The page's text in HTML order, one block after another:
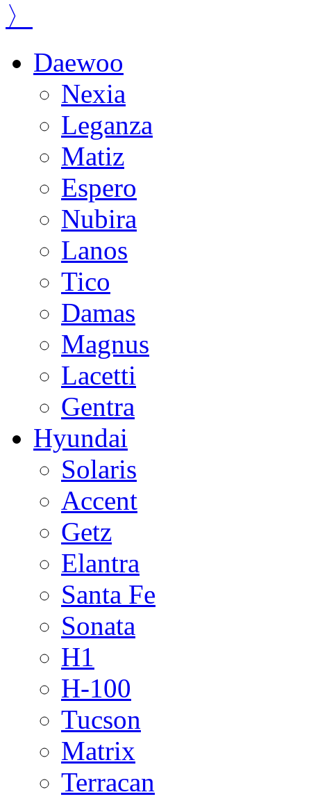
〉
Daewoo
Nexia
Leganza
Matiz
Espero
Nubira
Lanos
Tico
Damas
Magnus
Lacetti
Gentra
Hyundai
Solaris
Accent
Getz
Elantra
Santa Fe
Sonata
H1
H-100
Tucson
Matrix
Terracan